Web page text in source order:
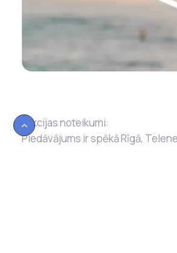
*Akcijas noteikumi:
Piedāvājums ir spēkā Rīgā,
līgumu, pieslēguma maksa ir